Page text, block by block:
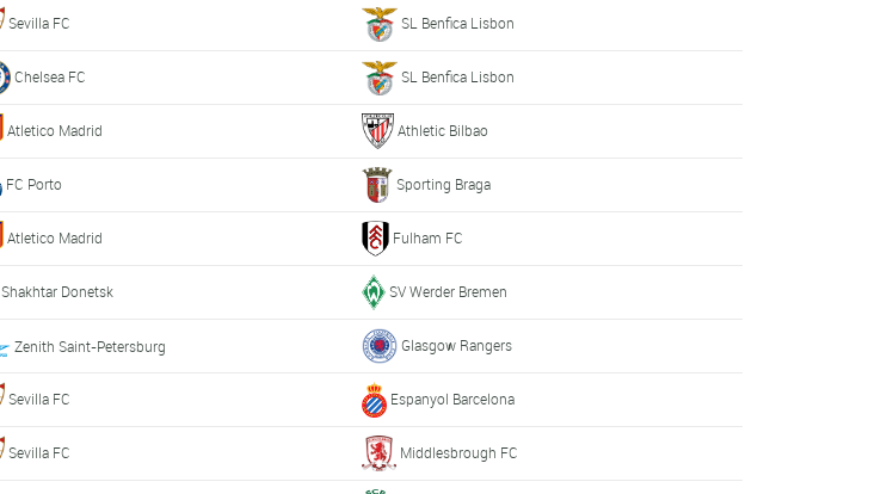
Sevilla FC SL Benfica Lisbon
Chelsea FC SL Benfica Lisbon
Atletico Madrid Athletic Bilbao
FC Porto Sporting Braga
Atletico Madrid Fulham FC
Shakhtar Donetsk SV Werder Bremen
Zenith Saint-Petersburg Glasgow Rangers
Sevilla FC Espanyol Barcelona
Sevilla FC Middlesbrough FC